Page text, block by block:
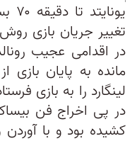
تغییر جریان بازی
مانده به پایان
لینگارد را به بازی
در پی اخراج فن
کشیده بود و با